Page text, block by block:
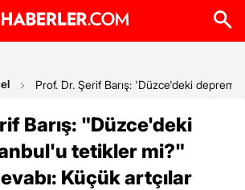
Prof. Dr. Şerif Barış: 'Düzce'deki deprem
Barış: "Düzce'deki
tetikler mi?"
Küçük artçılar